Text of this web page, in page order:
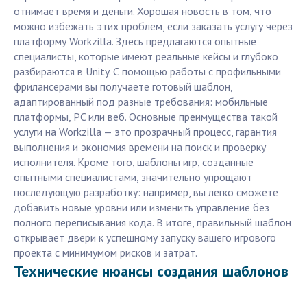
отнимает время и деньги. Хорошая новость в том, что
можно избежать этих проблем, если заказать услугу через
платформу Workzilla. Здесь предлагаются опытные
специалисты, которые имеют реальные кейсы и глубоко
разбираются в Unity. С помощью работы с профильными
фрилансерами вы получаете готовый шаблон,
адаптированный под разные требования: мобильные
платформы, PC или веб. Основные преимущества такой
услуги на Workzilla — это прозрачный процесс, гарантия
выполнения и экономия времени на поиск и проверку
исполнителя. Кроме того, шаблоны игр, созданные
опытными специалистами, значительно упрощают
последующую разработку: например, вы легко сможете
добавить новые уровни или изменить управление без
полного переписывания кода. В итоге, правильный шаблон
открывает двери к успешному запуску вашего игрового
проекта с минимумом рисков и затрат.
Технические нюансы создания шаблонов